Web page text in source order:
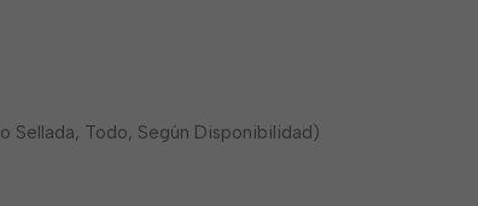
Sellada, Todo, Según Disponibilidad)